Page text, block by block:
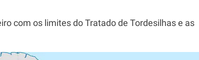
com os limites do Tratado de Tordesilhas e as